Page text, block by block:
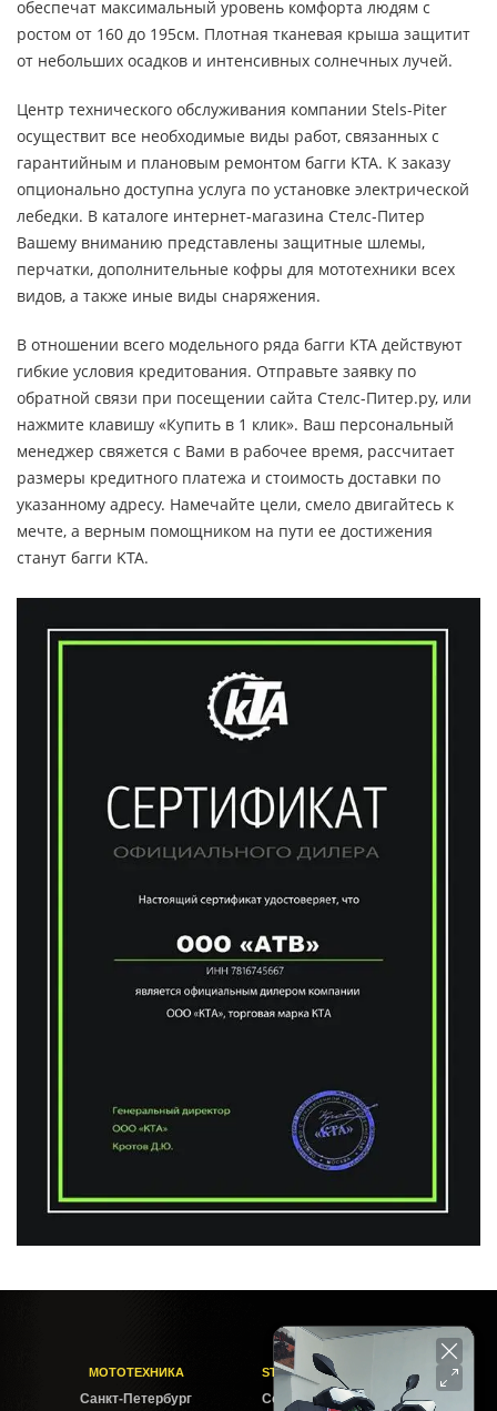
обеспечат максимальный уровень комфорта людям с
ростом от 160 до 195см. Плотная тканевая крыша защитит
от небольших осадков и интенсивных солнечных лучей.
Центр технического обслуживания компании Stels-Piter
осуществит все необходимые виды работ, связанных с
гарантийным и плановым ремонтом багги KTA. К заказу
опционально доступна услуга по установке электрической
лебедки. В каталоге интернет-магазина Стелс-Питер
Вашему вниманию представлены защитные шлемы,
перчатки, дополнительные кофры для мототехники всех
видов, а также иные виды снаряжения.
В отношении всего модельного ряда багги KTA действуют
гибкие условия кредитования. Отправьте заявку по
обратной связи при посещении сайта Стелс-Питер.ру, или
нажмите клавишу «Купить в 1 клик». Ваш персональный
менеджер свяжется с Вами в рабочее время, рассчитает
размеры кредитного платежа и стоимость доставки по
указанному адресу. Намечайте цели, смело двигайтесь к
мечте, а верным помощником на пути ее достижения
станут багги KTA.
МОТОТЕХНИКА
Cанкт-Петербург
STELS-PITER СОФИЙСКАЯ
Софийская ул. 6Б